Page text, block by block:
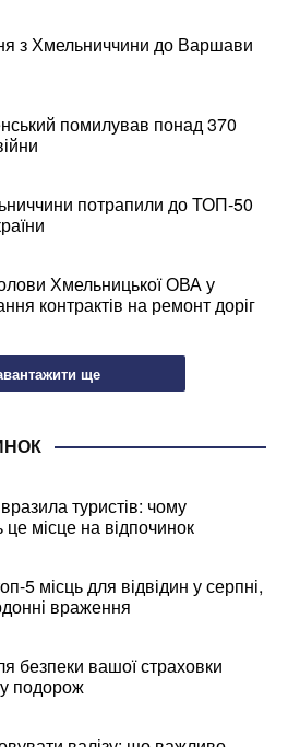
з Хмельниччини до Варшави
помилував понад 370
потрапили до ТОП-50
Хмельницької ОВА у
контрактів на ремонт доріг
ще
туристів: чому
місце на відпочинок
5 місць для відвідин у серпні,
враження
безпеки вашої страховки
подорож